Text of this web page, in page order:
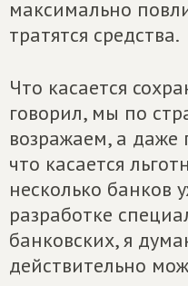
максимально
тратятся средства.
Что касается
говорил, мы по
возражаем, а
что касается
несколько банков
разработке
банковских, я
действительно